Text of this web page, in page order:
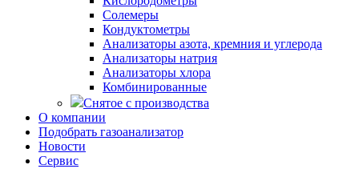
Солемеры
Кондуктометры
Анализаторы азота, кремния и углерода
Анализаторы натрия
Анализаторы хлора
Комбинированные
Снятое с производства
О компании
Подобрать газоанализатор
Новости
Сервис